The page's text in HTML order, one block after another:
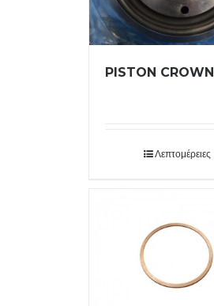
PISTON CROWN
Λεπτομέρειες